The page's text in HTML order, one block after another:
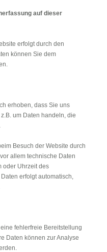
auf dieser
erfolgt durch den
können Sie dem
erhoben, dass Sie uns
um Daten handeln, die
Besuch der Website durch
allem technische Daten
oder Uhrzeit des
erfolgt automatisch,
fehlerfreie Bereitstellung
Daten können zur Analyse